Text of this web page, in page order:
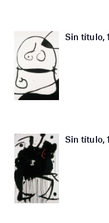
Sin título,
Sin título,